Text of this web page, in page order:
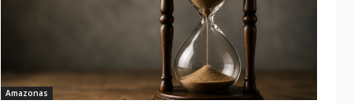
Amazonas